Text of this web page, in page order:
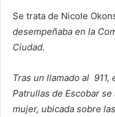
Se trata de Nicole
desempeñaba en la
Ciudad.
Tras un llamado al
Patrullas de Escobar
mujer, ubicada sobre